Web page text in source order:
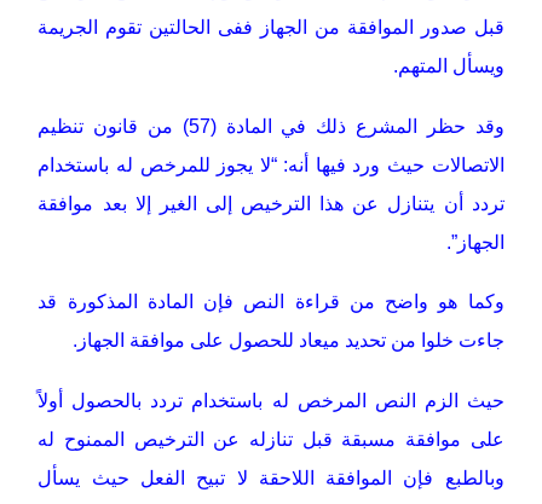
قبل صدور الموافقة من الجهاز ففى الحالتين تقوم الجريمة
ويسأل المتهم.
وقد حظر المشرع ذلك في المادة (57) من قانون تنظيم
الاتصالات حيث ورد فيها أنه: “لا يجوز للمرخص له باستخدام
تردد أن يتنازل عن هذا الترخيص إلى الغير إلا بعد موافقة
الجهاز”.
وكما هو واضح من قراءة النص فإن المادة المذكورة قد
جاءت خلوا من تحديد ميعاد للحصول على موافقة الجهاز.
حيث الزم النص المرخص له باستخدام تردد بالحصول أولاً
على موافقة مسبقة قبل تنازله عن الترخيص الممنوح له
وبالطبع فإن الموافقة اللاحقة لا تبيح الفعل حيث يسأل